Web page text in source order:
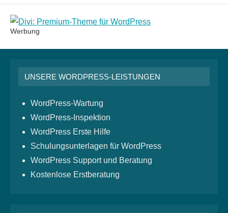
Werbung
UNSERE WORDPRESS-LEISTUNGEN
WordPress-Wartung
WordPress-Inspektion
WordPress Erste Hilfe
Schulungsunterlagen für WordPress
WordPress Support und Beratung
Kostenlose Erstberatung